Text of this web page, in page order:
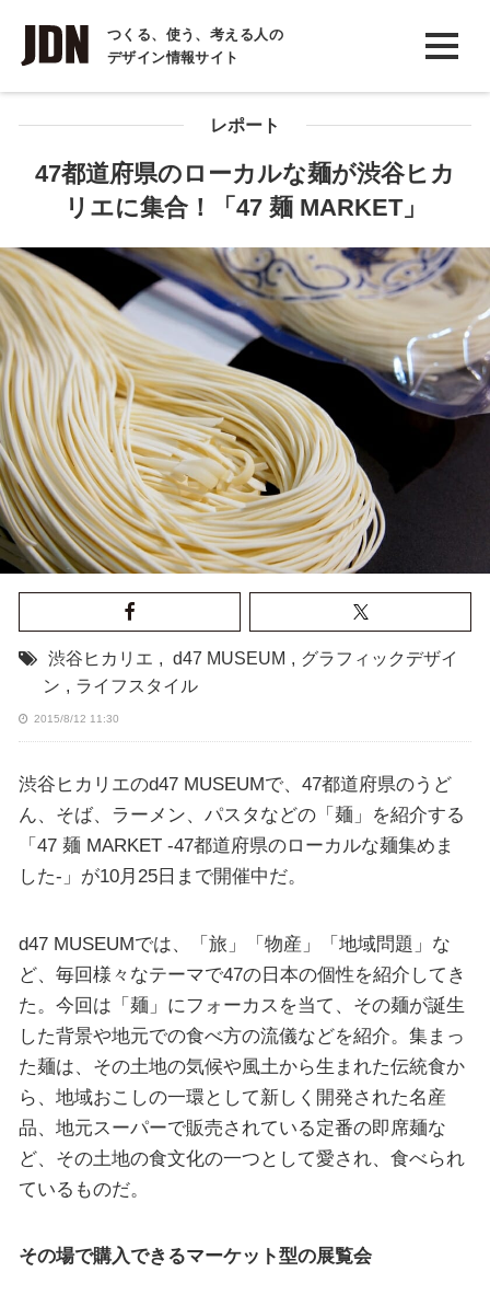
つくる、使う、考える人の
デザイン情報サイト
INTERVIEW
インタビュー
REPORT
COLUMN
レポート
47都道府県のローカルな麺が渋谷ヒカ
リエに集合！「47 麺 MARKET」
渋谷ヒカリエ , d47 MUSEUM , グラフィックデザイ
ン , ライフスタイル
2015/8/12 11:30
渋谷ヒカリエのd47 MUSEUMで、47都道府県のうど
ん、そば、ラーメン、パスタなどの「麺」を紹介する
「47 麺 MARKET -47都道府県のローカルな麺集めま
した-」が10月25日まで開催中だ。
d47 MUSEUMでは、「旅」「物産」「地域問題」な
ど、毎回様々なテーマで47の日本の個性を紹介してき
た。今回は「麺」にフォーカスを当て、その麺が誕生
した背景や地元での食べ方の流儀などを紹介。集まっ
た麺は、その土地の気候や風土から生まれた伝統食か
ら、地域おこしの一環として新しく開発された名産
品、地元スーパーで販売されている定番の即席麺な
ど、その土地の食文化の一つとして愛され、食べられ
ているものだ。
その場で購入できるマーケット型の展覧会